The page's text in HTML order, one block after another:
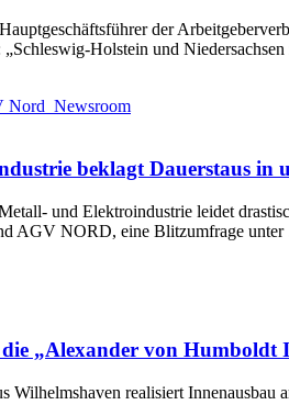
der
Holstein und
beklagt Dauerstaus in
und Elektroindustrie leidet
AGV NORD, eine Blitzumfrage
die „Alexander von Humboldt
Wilhelmshaven realisiert